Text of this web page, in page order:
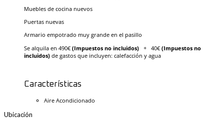
Muebles de cocina nuevos
Puertas nuevas
Armario empotrado muy grande en el pasillo
Se alquila en 490€ (Impuestos no incluidos) + 40€ (Impuestos no
incluidos) de gastos que incluyen: calefacción y agua
Características
Aire Acondicionado
Ubicación